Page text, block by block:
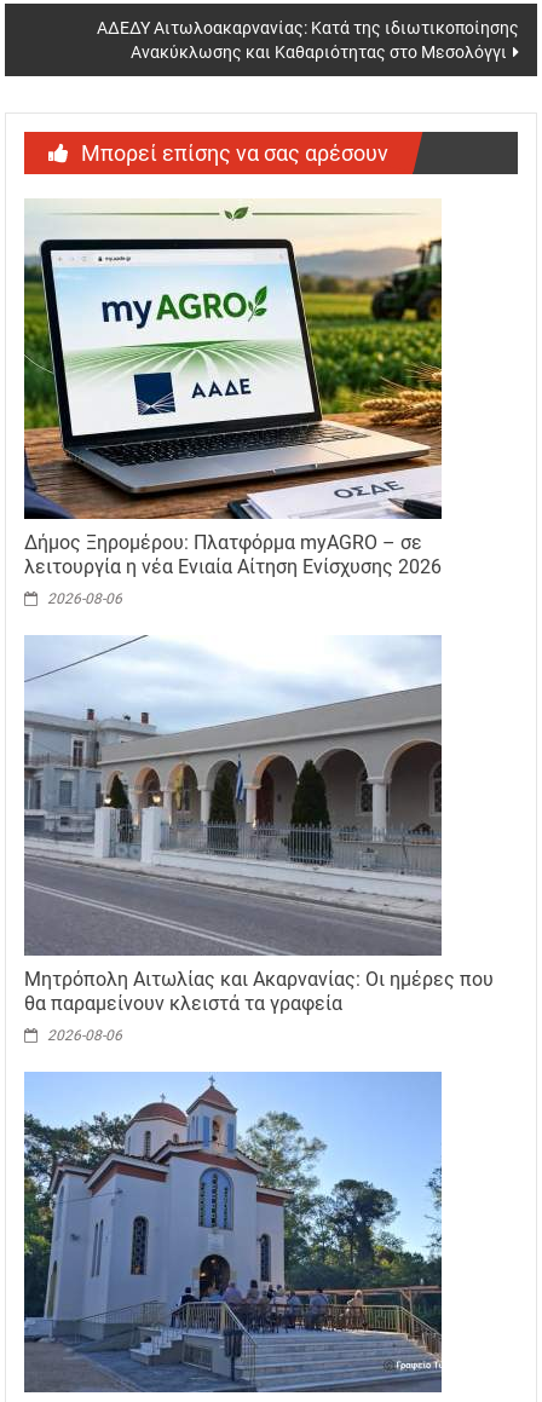
ΑΔΕΔΥ Αιτωλοακαρνανίας: Κατά της ιδιωτικοποίησης
Ανακύκλωσης και Καθαριότητας στο Μεσολόγγι
Μπορεί επίσης να σας αρέσουν
Δήμος Ξηρομέρου: Πλατφόρμα myAGRO – σε
λειτουργία η νέα Ενιαία Αίτηση Ενίσχυσης 2026
2026-08-06
Μητρόπολη Αιτωλίας και Ακαρνανίας: Οι ημέρες που
θα παραμείνουν κλειστά τα γραφεία
2026-08-06